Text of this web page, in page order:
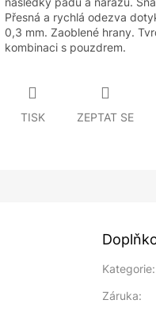
Přesná a rychlá odezva
0,3 mm. Zaoblené hrany.
kombinaci s pouzdrem.
TISK ZEPTAT SE
Kategorie:
Záruka: